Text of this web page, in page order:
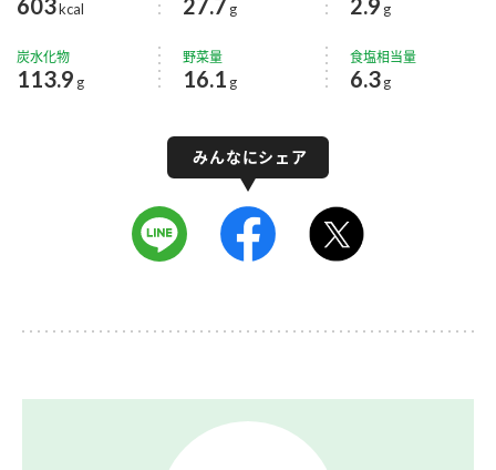
kcal g g
炭水化物
113.9 g
野菜量
16.1 g
食塩相当量
6.3 g